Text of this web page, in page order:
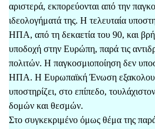
αριστερά, εκπορεύονται από την
ιδεολογήματά της. Η τελευταία
ΗΠΑ, από τη δεκαετία του 90, και
υποδοχή στην Ευρώπη, παρά τις
πολιτών. Η παγκοσμιοποίηση δεν
ΗΠΑ. Η Ευρωπαϊκή Ένωση
υποστηρίζει, στο επίπεδο,
δομών και θεσμών.
Στο συγκεκριμένο όμως θέμα της